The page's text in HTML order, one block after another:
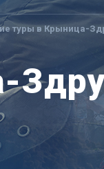
туры в Крыница-